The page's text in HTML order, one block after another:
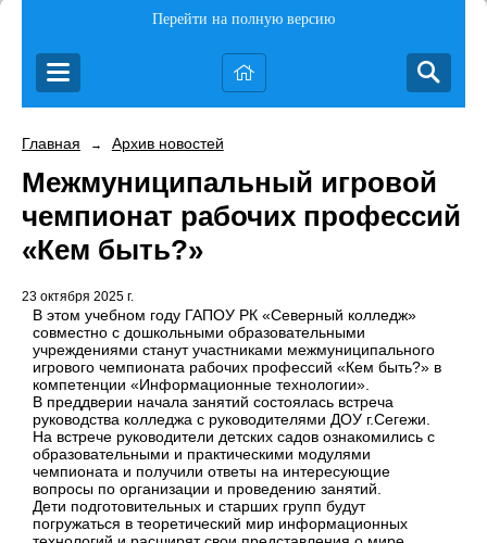
Перейти на полную версию
Главная → Архив новостей
Межмуниципальный игровой
чемпионат рабочих профессий
«Кем быть?»
23 октября 2025 г.
В этом учебном году ГАПОУ РК «Северный колледж»
совместно с дошкольными образовательными
учреждениями станут участниками межмуниципального
игрового чемпионата рабочих профессий «Кем быть?» в
компетенции «Информационные технологии».
В преддверии начала занятий состоялась встреча
руководства колледжа с руководителями ДОУ г.Сегежи.
На встрече руководители детских садов ознакомились с
образовательными и практическими модулями
чемпионата и получили ответы на интересующие
вопросы по организации и проведению занятий.
Дети подготовительных и старших групп будут
погружаться в теоретический мир информационных